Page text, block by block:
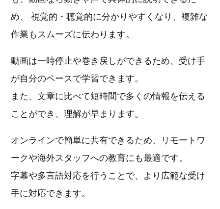
め、
視覚的・聴覚的に分かりやすくなり、複雑な
作業もスムーズに伝わります。
動画は一時停止や巻き戻しができるため、受け手
が自分のペースで学習できます。
また、文章に比べて短時間で多くの情報を伝える
ことができ、理解が早まります。
オンラインで簡単に共有できるため、リモートワ
ークや海外スタッフへの教育にも最適です。
字幕や多言語対応を行うことで、より広範な受け
手に対応できます。